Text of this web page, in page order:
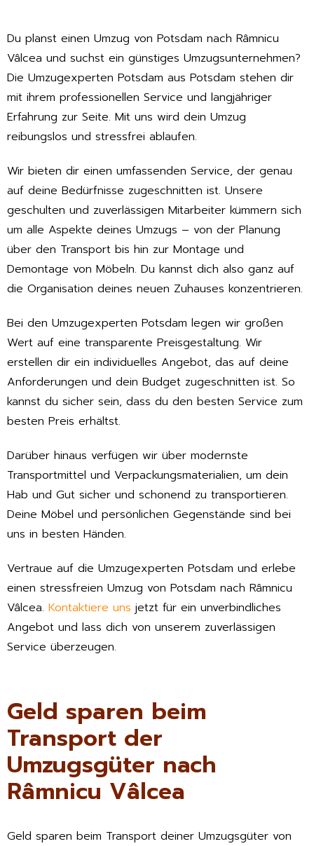
Du planst einen Umzug von Potsdam nach Râmnicu
Vâlcea und suchst ein günstiges Umzugsunternehmen?
Die Umzugexperten Potsdam aus Potsdam stehen dir
mit ihrem professionellen Service und langjähriger
Erfahrung zur Seite. Mit uns wird dein Umzug
reibungslos und stressfrei ablaufen.
Wir bieten dir einen umfassenden Service, der genau
auf deine Bedürfnisse zugeschnitten ist. Unsere
geschulten und zuverlässigen Mitarbeiter kümmern sich
um alle Aspekte deines Umzugs – von der Planung
über den Transport bis hin zur Montage und
Demontage von Möbeln. Du kannst dich also ganz auf
die Organisation deines neuen Zuhauses konzentrieren.
Bei den Umzugexperten Potsdam legen wir großen
Wert auf eine transparente Preisgestaltung. Wir
erstellen dir ein individuelles Angebot, das auf deine
Anforderungen und dein Budget zugeschnitten ist. So
kannst du sicher sein, dass du den besten Service zum
besten Preis erhältst.
Darüber hinaus verfügen wir über modernste
Transportmittel und Verpackungsmaterialien, um dein
Hab und Gut sicher und schonend zu transportieren.
Deine Möbel und persönlichen Gegenstände sind bei
uns in besten Händen.
Vertraue auf die Umzugexperten Potsdam und erlebe
einen stressfreien Umzug von Potsdam nach Râmnicu
Vâlcea. Kontaktiere uns jetzt für ein unverbindliches
Angebot und lass dich von unserem zuverlässigen
Service überzeugen.
Geld sparen beim
Transport der
Umzugsgüter nach
Râmnicu Vâlcea
Geld sparen beim Transport deiner Umzugsgüter von